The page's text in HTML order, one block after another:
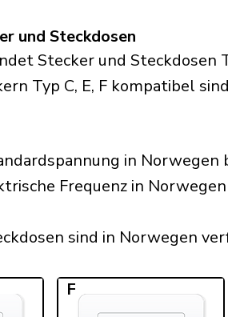
und Steckdosen
Stecker und Steckdosen
Typ C, E, F kompatibel
in Norwegen
Frequenz in
sind in Norwegen
F